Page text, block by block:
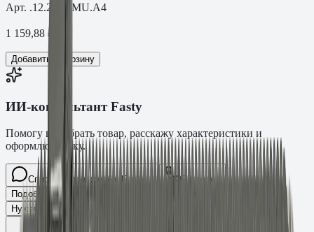
Арт. .12.250VMU.A4
1 159,88 ₽
Добавить в корзину
ИИ-консультант Fasty
Помогу подобрать товар, расскажу характеристики и
оформлю заявку.
Спросите про крепёж Fasty…
Разговор
Подобрать размер
Нужен ТС/ТО